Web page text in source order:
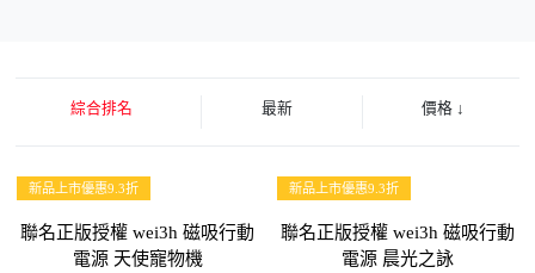
綜合排名 最新 價格 ↓
新品上市優惠9.3折
聯名正版授權 wei3h 磁吸行動
電源 天使寵物機
新品上市優惠9.3折
聯名正版授權 wei3h 磁吸行動
電源 晨光之詠